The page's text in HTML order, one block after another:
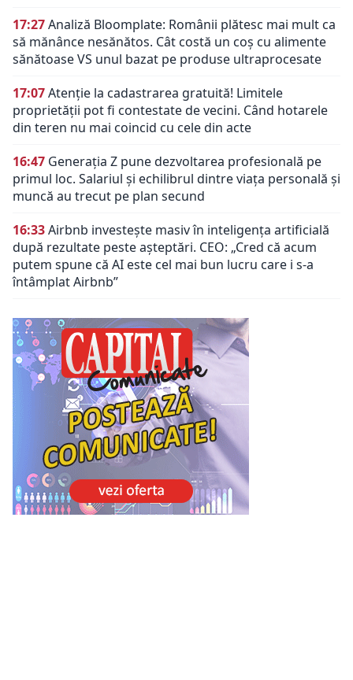
17:27Analiză Bloomplate: Românii plătesc mai mult ca
să mănânce nesănătos. Cât costă un coș cu alimente
sănătoase VS unul bazat pe produse ultraprocesate
17:07Atenție la cadastrarea gratuită! Limitele
proprietății pot fi contestate de vecini. Când hotarele
din teren nu mai coincid cu cele din acte
16:47 Generația Z pune dezvoltarea profesională pe
primul loc. Salariul și echilibrul dintre viața personală și
muncă au trecut pe plan secund
16:33Airbnb investește masiv în inteligența artificială
după rezultate peste așteptări. CEO: „Cred că acum
putem spune că AI este cel mai bun lucru care i s-a
întâmplat Airbnb”